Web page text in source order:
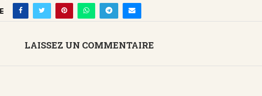
LAISSEZ UN COMMENTAIRE